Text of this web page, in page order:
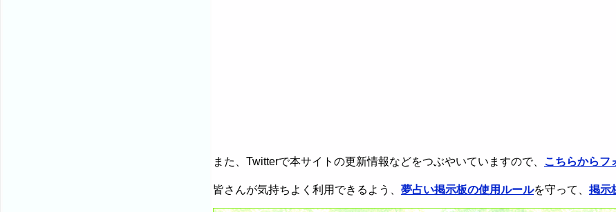
また、Twitterで本サイトの更新情報などをつぶやいていますので、 こちらからフ
皆さんが気持ちよく利用できるよう、 夢占い掲示板の使用ルールを守って、 掲示